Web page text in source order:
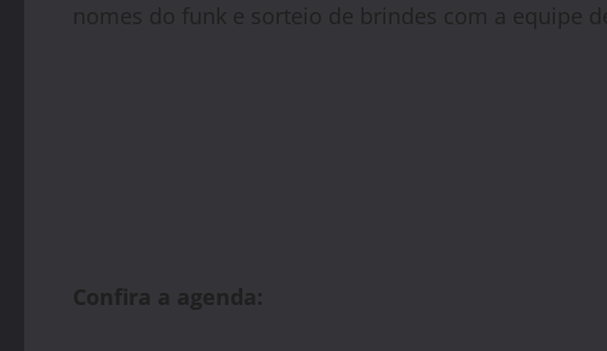
nomes do funk e sorteio de brindes com a equipe
Confira a agenda: